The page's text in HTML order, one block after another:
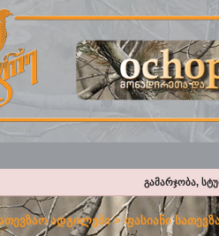
გამარჯობა,
ადგილები>ფასიანი